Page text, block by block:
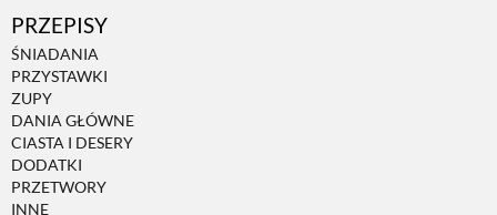
PRZEPISY
ŚNIADANIA
PRZYSTAWKI
ZUPY
DANIA GŁÓWNE
CIASTA I DESERY
DODATKI
PRZETWORY
INNE